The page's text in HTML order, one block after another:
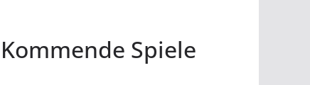
Kommende Spiele